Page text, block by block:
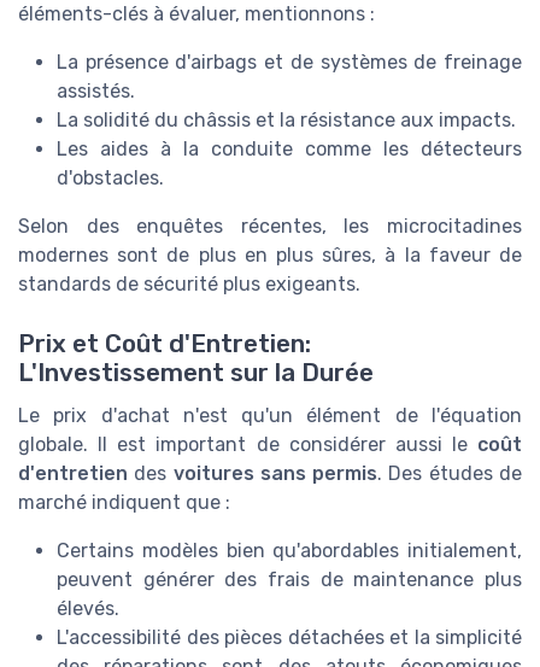
éléments-clés à évaluer, mentionnons :
La présence d'airbags et de systèmes de freinage
assistés.
La solidité du châssis et la résistance aux impacts.
Les aides à la conduite comme les détecteurs
d'obstacles.
Selon des enquêtes récentes, les microcitadines
modernes sont de plus en plus sûres, à la faveur de
standards de sécurité plus exigeants.
Prix et Coût d'Entretien:
L'Investissement sur la Durée
Le prix d'achat n'est qu'un élément de l'équation
globale. Il est important de considérer aussi le coût
d'entretien des voitures sans permis. Des études de
marché indiquent que :
Certains modèles bien qu'abordables initialement,
peuvent générer des frais de maintenance plus
élevés.
L'accessibilité des pièces détachées et la simplicité